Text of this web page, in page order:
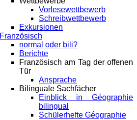
Vorlesewettbewerb
Schreibwettbewerb
Exkursionen
Französisch
normal oder bili?
Berichte
Französisch am Tag der offenen
Tür
Ansprache
Bilinguale Sachfächer
Einblick in Géographie
bilingual
Schülerhefte Géographie